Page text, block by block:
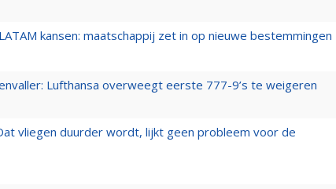
kansen: maatschappij zet in op nieuwe bestemmingen
Lufthansa overweegt eerste 777-9’s te weigeren
vliegen duurder wordt, lijkt geen probleem voor de